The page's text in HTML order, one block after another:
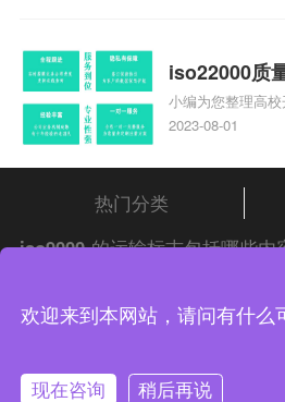
标准是什么相关
查看下方正文！
iso22000质
向，质量管
小编为您整理高
就业前景及就业方
和cma未来就业
哪些就业方向相
可查看下方正文！
2023-08-01
热门分类
iso9000 的运输标志包括哪些内
中证集团体系认证 版权所有
渝公网安备 50010502003954号
欢迎来到本网站，请问有什么
现在咨询 稍后再说